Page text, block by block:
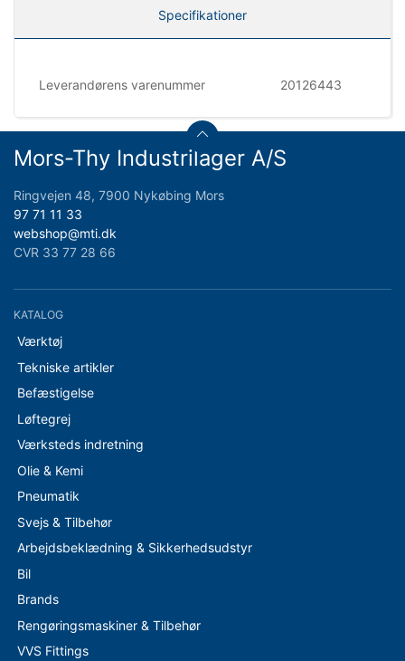
Specifikationer
Leverandørens varenummer 20126443
Mors-Thy Industrilager A/S
Ringvejen 48, 7900 Nykøbing Mors
97 71 11 33
webshop@mti.dk
CVR 33 77 28 66
KATALOG
Værktøj
Tekniske artikler
Befæstigelse
Løftegrej
Værksteds indretning
Olie & Kemi
Pneumatik
Svejs & Tilbehør
Arbejdsbeklædning & Sikkerhedsudstyr
Bil
Brands
Rengøringsmaskiner & Tilbehør
VVS Fittings